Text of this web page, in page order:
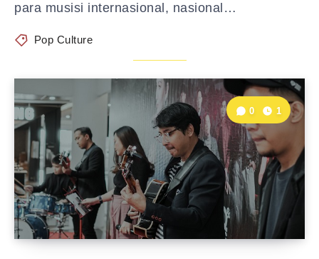
para musisi internasional, nasional…
Pop Culture
0 1